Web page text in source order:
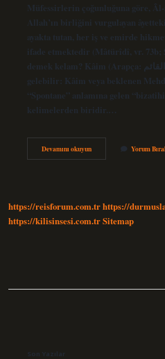
Müfessirlerin çoğunluğuna göre,
Allah’ın birliğini vurgulayan
ayakta tutan, her iş ve emirde
ifade etmektedir (Mâtürîdî, vr. 73b;
demek kelam? Kâim (Arapça: القائم, Qāʾim) kelimesi şu anlamlara
gelebilir: Kâim veya beklenen
“Spontane” anlamına gelen
kelimelerden biridir.…
Devamını okuyunBizatihi
Kaim
Yorum
https://reisforum.com.trhttps://
https://kilisinsesi.com.trSitemap
Son Yazılar